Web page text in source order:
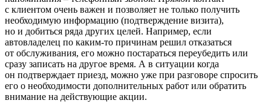
с клиентом очень важен и позволяет не только получить
необходимую информацию (подтверждение визита),
но и добиться ряда других целей. Например, если
автовладелец по каким-то причинам решил отказаться
от обслуживания, его можно постараться переубедить или
сразу записать на другое время. А в ситуации когда
он подтверждает приезд, можно уже при разговоре спросить
его о необходимости дополнительных работ или обратить
внимание на действующие акции.